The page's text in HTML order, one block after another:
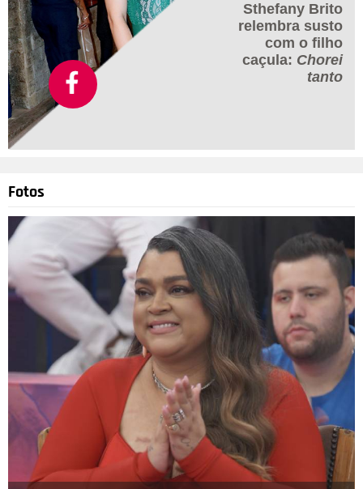
Sthefany Brito
relembra susto
com o filho
caçula: Chorei
tanto
Fotos